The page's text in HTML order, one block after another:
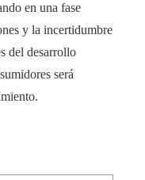
en una fase
y la incertidumbre
del desarrollo
será